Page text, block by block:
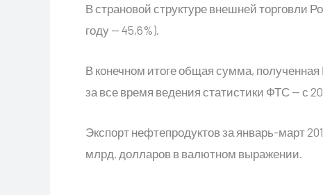
В страновой структуре внешней торговли
году — 45,6%).
В конечном итоге общая сумма,
за все время ведения статистики ФТС — с
Экспорт нефтепродуктов за январь-март
млрд. долларов в валютном выражении.